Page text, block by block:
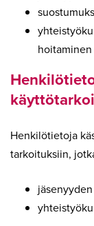
hoitaminen
Henkilötietoja
tarkoituksiin,